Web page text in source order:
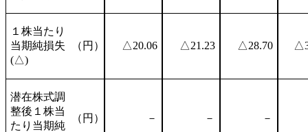
１株当たり
当期純損失
(△)
（円） △20.06 △21.23 △28.70
潜在株式調
整後１株当
たり当期純
（円） － － －